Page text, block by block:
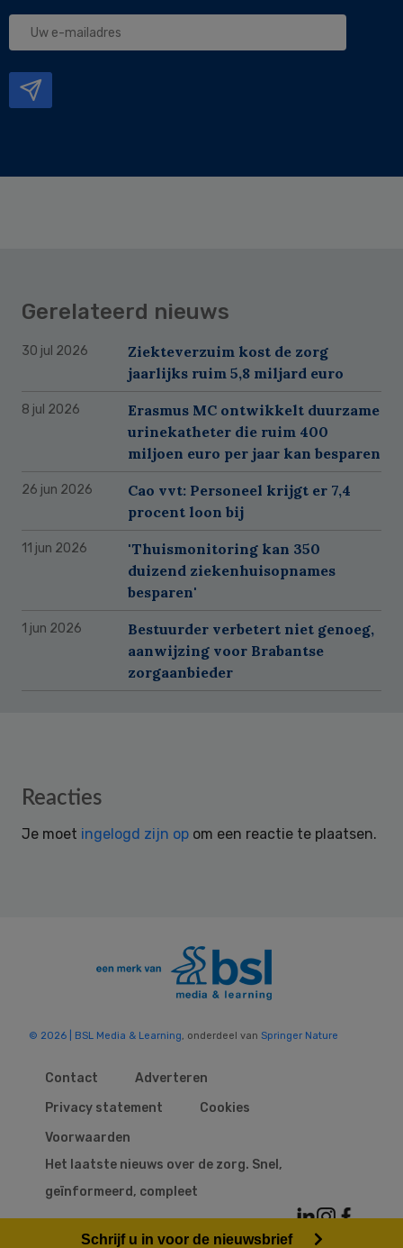
Uw
Gerelateerd nieuws
30 jul 2026
Ziekteverzuim kost de zorg
jaarlijks ruim 5,8 miljard euro
8 jul 2026
Erasmus MC ontwikkelt duurzame
urinekatheter die ruim 400
miljoen euro per jaar kan besparen
26 jun 2026
Cao vvt: Personeel krijgt er 7,4
procent loon bij
11 jun 2026
'Thuismonitoring kan 350
duizend ziekenhuisopnames
besparen'
1 jun 2026
Bestuurder verbetert niet genoeg,
aanwijzing voor Brabantse
zorgaanbieder
Reader
Reacties
Je moet ingelogd zijn op om een reactie te plaatsen.
© 2026 | BSL Media & Learning, onderdeel van Springer Nature
Contact
Adverteren
Privacy statement
Cookies
Voorwaarden
Het laatste nieuws over de zorg. Snel,
geïnformeerd, compleet
Schrijf u in voor de nieuwsbrief